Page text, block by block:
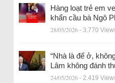
Hàng loạt trẻ em
khẩn cầu bà Ngô
28/05/2026 - 3.770
“Nhà là để ở,
Lâm không đánh
24/05/2026 - 2.419